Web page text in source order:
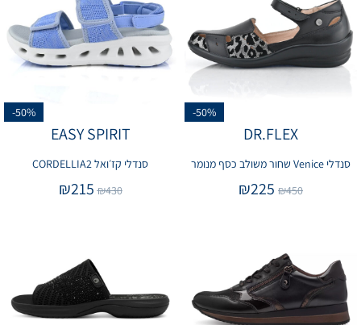
-50%
DR.FLEX
סנדלי Venice שחור משולב כסף מנומר
₪450
₪225
-50%
EASY SPIRIT
סנדלי קז׳ואל CORDELLIA2
₪430
₪215